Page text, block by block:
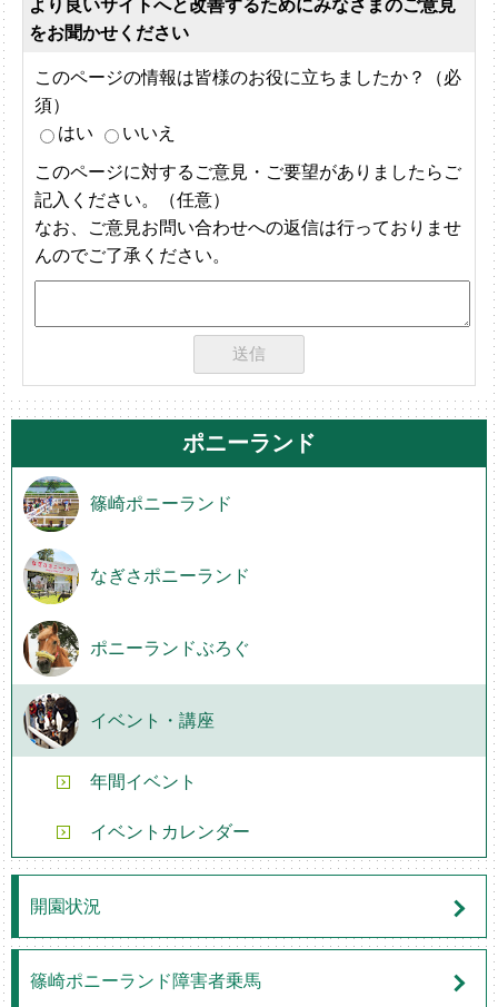
より良いサイトへと改善するためにみなさまのご意見
をお聞かせください
このページの情報は皆様のお役に立ちましたか？（必
須）
はい
いいえ
このページに対するご意見・ご要望がありましたらご
記入ください。（任意）
なお、ご意見お問い合わせへの返信は行っておりませ
んのでご了承ください。
ポニーランド
篠崎ポニーランド
なぎさポニーランド
ポニーランドぶろぐ
イベント・講座
年間イベント
イベントカレンダー
開園状況
篠崎ポニーランド障害者乗馬